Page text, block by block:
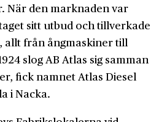
När den marknaden var
sitt utbud och tillverkade
allt från ångmaskiner till
slog AB Atlas sig samman
fick namnet Atlas Diesel
i Nacka.